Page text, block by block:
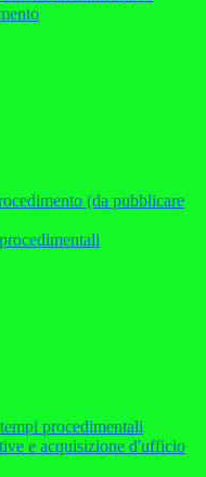
(da pubblicare
procedimentali
e acquisizione d'ufficio